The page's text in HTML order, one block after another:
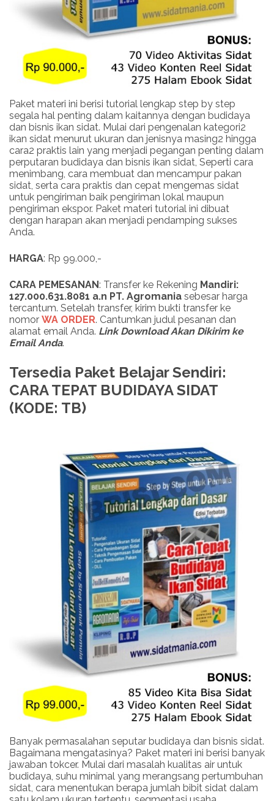
Paket materi ini berisi tutorial lengkap step by step
segala hal penting dalam kaitannya dengan budidaya
dan bisnis ikan sidat. Mulai dari pengenalan kategori2
ikan sidat menurut ukuran dan jenisnya masing2 hingga
cara2 praktis lain yang menjadi pegangan penting dalam
perputaran budidaya dan bisnis ikan sidat, Seperti cara
menimbang, cara membuat dan mencampur pakan
sidat, serta cara praktis dan cepat mengemas sidat
untuk pengiriman baik pengiriman lokal maupun
pengiriman ekspor. Paket materi tutorial ini dibuat
dengan harapan akan menjadi pendamping sukses
Anda.
HARGA: Rp 99.000,-
CARA PEMESANAN: Transfer ke Rekening Mandiri:
127.000.631.8081 a.n PT. Agromania sebesar harga
tercantum. Setelah transfer, kirim bukti transfer ke
nomor WA ORDER. Cantumkan judul pesanan dan
alamat email Anda. LinkDownloadAkan Dikirim ke
Email Anda.
Tersedia Paket Belajar Sendiri:
CARA TEPAT BUDIDAYA SIDAT
(KODE: TB)
Banyak permasalahan seputar budidaya dan bisnis sidat.
Bagaimana mengatasinya? Paket materi ini berisi banyak
jawaban tokcer. Mulai dari masalah kualitas air untuk
budidaya, suhu minimal yang merangsang pertumbuhan
sidat, cara menentukan berapa jumlah bibit sidat dalam